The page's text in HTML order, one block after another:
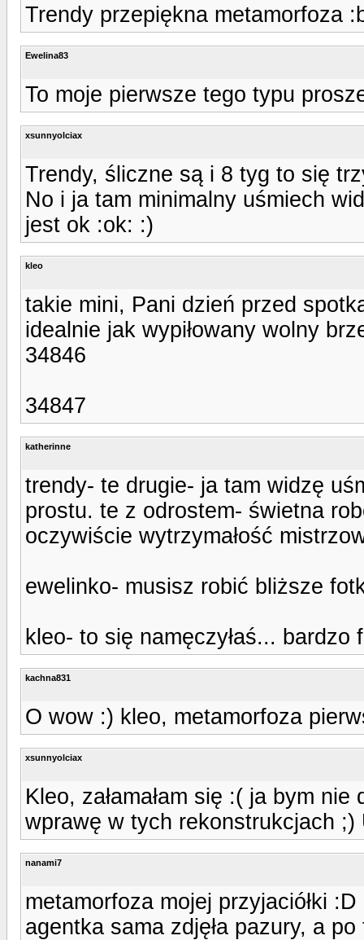
Trendy przepiękna metamorfoza
Ewelina83
To moje pierwsze tego typu
xsunnyolciax
Trendy, śliczne są i 8 tyg to się
No i ja tam minimalny uśmiech
jest ok :ok: :)
kleo
takie mini, Pani dzień przed
idealnie jak wypiłowany wolny
34846
34847
katherinne
trendy- te drugie- ja tam widzę
prostu. te z odrostem- świetna
oczywiście wytrzymałość
ewelinko- musisz robić bliższe
kleo- to się namęczyłaś...
kachna831
O wow :) kleo, metamorfoza
xsunnyolciax
Kleo, załamałam się :( ja bym
wprawę w tych rekonstrukcjach ;)
nanami7
metamorfoza mojej przyjaciółki :D
agentka sama zdjęła pazury, a